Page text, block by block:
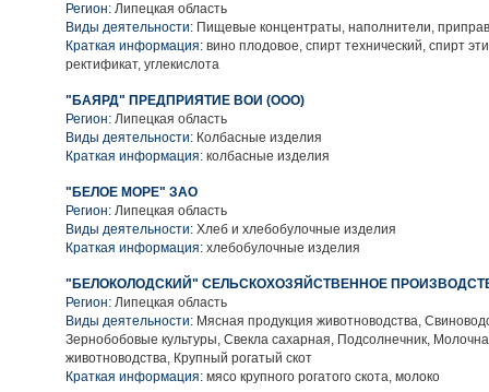
Регион: Липецкая область
Виды деятельности: Пищевые концентраты, наполнители,
Краткая информация: вино плодовое, спирт технический, спирт
ректификат, углекислота
"БАЯРД" ПРЕДПРИЯТИЕ ВОИ (ООО)
Регион: Липецкая область
Виды деятельности: Колбасные изделия
Краткая информация: колбасные изделия
"БЕЛОЕ МОРЕ" ЗАО
Регион: Липецкая область
Виды деятельности: Хлеб и хлебобулочные изделия
Краткая информация: хлебобулочные изделия
"БЕЛОКОЛОДСКИЙ" СЕЛЬСКОХОЗЯЙСТВЕННОЕ
Регион: Липецкая область
Виды деятельности: Мясная продукция животноводства,
Зернобобовые культуры, Свекла сахарная, Подсолнечник,
животноводства, Крупный рогатый скот
Краткая информация: мясо крупного рогатого скота, молоко